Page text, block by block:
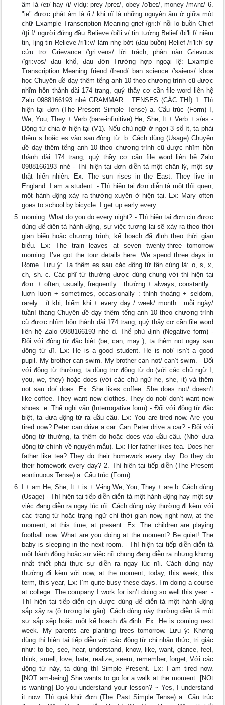
âm là /eɪ/ hay /i/ vídụ: prey /preɪ/, obey /o'beɪ/, money /mʌnɪ/ 6.
"ie" được phát âm là /i:/ khi nĩ là những nguyên âm ở giữa một
chữ Example Transcription Meaning grief /gri:f/ nỗi lo buồn Chief
/t∫i:f/ người đứng đầu Believe /bi'li:v/ tin tưởng Belief /bi'li:f/ niềm
tin, lịng tin Relieve /ri'li:v/ làm nhẹ bớt (đau buồn) Relief /ri'li:f/ sự
cứu trợ Grievance /'gri:vəns/ lời trách, phàn nàn Grievous
/'gri:vəs/ đau khổ, đau đớn Trường hợp ngoại lệ: Example
Transcription Meaning friend /frend/ bạn science /'saiəns/ khoa
học Chuyên đề dạy thêm tếng anh 10 theo chương trình cũ được
nhĩm hồn thành dài 174 trang, quý thầy cơ cần file word liên hệ
Zalo 0988166193 nhé GRAMMAR : TENSES (CÁC THÌ) 1. Thì
hiện tại đơn (The Present Simple Tense) a. Cấu trúc (Form) I,
We, You, They + Verb (bare-infinitive) He, She, It + Verb + s/es -
Động từ chia ở hiện tại (V1). Nếu chủ ngữ ở ngơi 3 số ít, ta phải
thêm s hoặc es vào sau động từ. b. Cách dùng (Usage) Chuyên
đề dạy thêm tếng anh 10 theo chương trình cũ được nhĩm hồn
thành dài 174 trang, quý thầy cơ cần file word liên hệ Zalo
0988166193 nhé - Thì hiện tại đơn diễn tả một chân lý, một sự
thật hiển nhiên. Ex: The sun rises in the East. They live in
England. I am a student. - Thì hiện tại đơn diễn tả một thĩi quen,
một hành động xảy ra thường xuyên ở hiện tại. Ex: Mary often
goes to school by bicycle. I get up early every
morning. What do you do every night? - Thì hiện tại đơn cịn được
dùng để diên tả hành động, sự việc tương lai sẽ xảy ra theo thời
gian biểu hoặc chương trình; kế hoạch đã định theo thời gian
biểu. Ex: The train leaves at seven twenty-three tomorrow
morning. I’ve got the tour details here. We spend three days in
Rome. Lưu ý: Ta thêm es sau các động từ tận cùng là: o, s, x,
ch, sh. c. Các phĩ từ thường được dùng chung với thì hiện tại
đơn: + often, usually, frequently : thường + always, constantly :
luơn luơn + sometimes, occasionally : thỉnh thoảng + seldom,
rarely : ít khi, hiếm khi + every day / week/ month : mỗi ngày/
tuần! tháng Chuyên đề dạy thêm tếng anh 10 theo chương trình
cũ được nhĩm hồn thành dài 174 trang, quý thầy cơ cần file word
liên hệ Zalo 0988166193 nhé d. Thể phủ định (Negative form) -
Đối với động từ đặc biệt (be, can, may ), ta thêm not ngay sau
động từ đĩ. Ex: He is a good student. He is not/ isn’t a good
pupil. My brother can swim. My brother can not/ can’t swim. - Đối
với động từ thường, ta dùng trợ động từ do (với các chủ ngữ I,
you, we, they) hoặc does (với các chủ ngữ he, she, it) và thêm
not sau do/ does. Ex: She likes coffee. She does not/ doesn’t
like coffee. They want new clothes. They do not/ don’t want new
shoes. e. Thể nghi vấn (Interrogative form) - Đối với động từ đặc
biệt, ta đưa động từ ra đầu câu. Ex: You are tired now. Are you
tired now? Peter can drive a car. Can Peter drive a car? - Đối với
động từ thường, ta thêm do hoặc does vào đầu câu. (Nhớ đưa
động từ chính về nguyên mẫu). Ex: Her father likes tea. Does her
father like tea? They do their homework every day. Do they do
their homework every day? 2. Thì hiên tại tiếp diễn (The Present
eontinuous Tense) a. Cấu trúc (Form)
I + am He, She, It + is + V-ing We, You, They + are b. Cách dùng
(Usage) - Thì hiện tại tiếp diễn diễn tả một hành động hay một sự
việc đang diễn ra ngay lúc nĩi. Cách dùng này thường đi kèm với
các trạng từ hoặc trạng ngữ chỉ thời gian now, right now, at the
moment, at this time, at present. Ex: The children are playing
football now. What are you doing at the moment? Be quiet! The
baby is sleeping in the next room. - Thì hiện tại tiếp diễn diễn tả
một hành động hoặc sự việc nĩi chung đang diễn ra nhưng khơng
nhất thiết phải thực sự diễn ra ngay lúc nĩi. Cách dùng này
thường đi kèm với now, at the moment, today, this week, this
term, this year, Ex: I’m quite busy these days. I’m doing a course
at college. The company I work for isn’t doing so well this year. -
Thì hiện tại tiếp diễn cịn được dùng để diễn tả một hành động
sắp xảy ra (ở tương lai gần). Cách dùng này thường diễn tả một
sự sắp xếp hoặc một kế hoạch đã định. Ex: He is coming next
week. My parents are planting trees tomorrow. Lưu ý: Khơng
dùng thì hiện tại tiếp diễn với các động từ chỉ nhận thức, tri giác
như: to be, see, hear, understand, know, like, want, glance, feel,
think, smell, love, hate, realize, seem, remember, forget, Với các
động từ này, ta dùng thì Simple Present. Ex: I am tired now.
[NOT am-being] She wants to go for a walk at the moment. [NOt
is wanting] Do you understand your lesson? ~ Yes, I understand
it now. Thì quá khứ đơn (The Past Simple Tense) a. Cấu trúc